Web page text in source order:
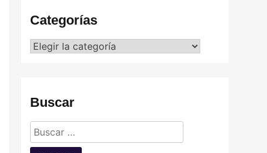
Categorías
Categorías
Buscar
Buscar: